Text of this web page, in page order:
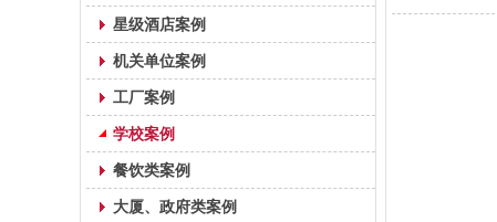
星级酒店案例
机关单位案例
工厂案例
学校案例
餐饮类案例
大厦、政府类案例